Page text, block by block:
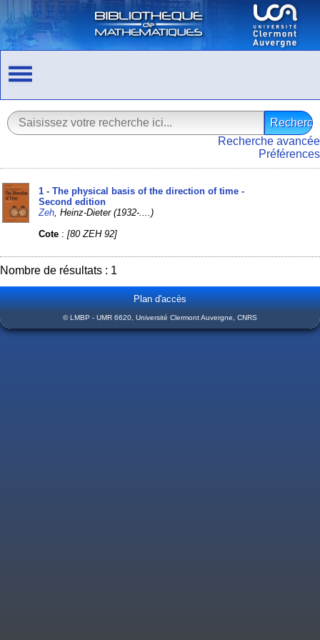
Recherche avancée
Préférences
1 - The physical basis of the direction of time -
Second edition
Zeh , Heinz-Dieter (1932-....)
Cote :[80 ZEH 92]
Nombre de résultats : 1
Plan d'accès
© LMBP - UMR 6620, Université Clermont Auvergne, CNRS